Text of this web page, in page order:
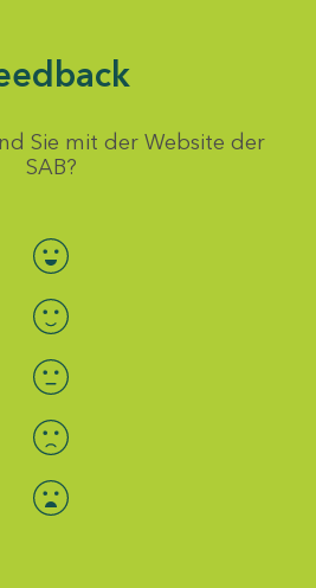
Sie mit der Website der
SAB?
Bewertung auswählen